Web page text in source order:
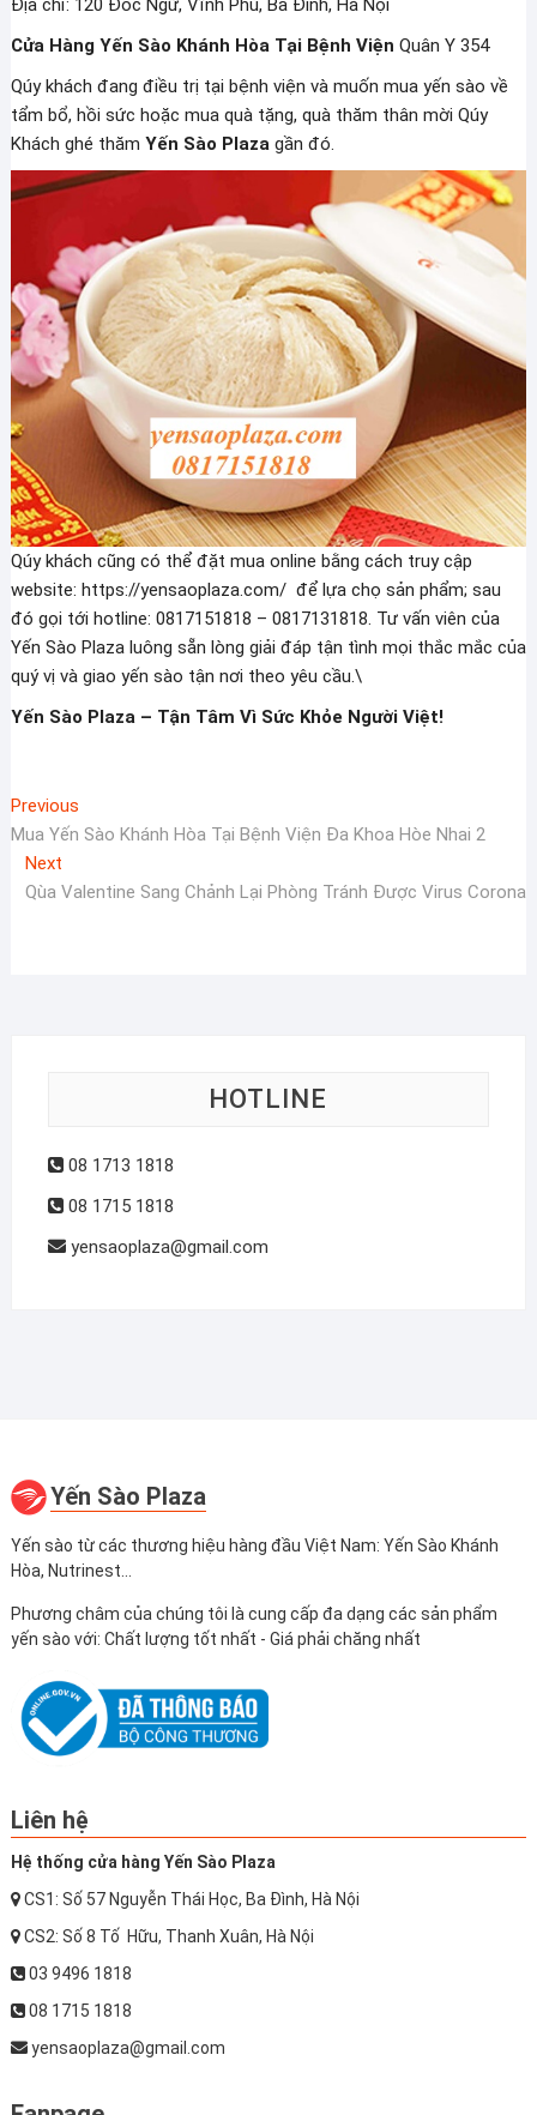
Cửa Hàng Yến Sào Khánh Hòa Tại Bệnh Viện Quân Y 354
Qúy khách đang điều trị tại bệnh viện và muốn mua yến sào về
tẩm bổ, hồi sức hoặc mua quà tặng, quà thăm thân mời Qúy
Khách ghé thăm Yến Sào Plaza gần đó.
Qúy khách cũng có thể đặt mua online bằng cách truy cập
website: https://yensaoplaza.com/ để lựa chọ sản phẩm; sau
đó gọi tới hotline: 0817151818 – 0817131818. Tư vấn viên của
Yến Sào Plaza luông sẵn lòng giải đáp tận tình mọi thắc mắc của
quý vị và giao yến sào tận nơi theo yêu cầu.\
Yến Sào Plaza – Tận Tâm Vì Sức Khỏe Người Việt!
Điều
hướng
bài
PreviousPrevious
post:
Mua Yến Sào Khánh Hòa Tại Bệnh Viện Đa Khoa Hòe Nhai 2
Next
post:
Qùa Valentine Sang Chảnh Lại Phòng Tránh Được Virus Corona
HOTLINE
08 1713 1818
08 1715 1818
yensaoplaza@gmail.com
Yến Sào Plaza
Yến sào từ các thương hiệu hàng đầu Việt Nam: Yến Sào Khánh
Hòa, Nutrinest...
Phương châm của chúng tôi là cung cấp đa dạng các sản phẩm
yến sào với: Chất lượng tốt nhất - Giá phải chăng nhất
Liên hệ
Hệ thống cửa hàng Yến Sào Plaza
CS1: Số 57 Nguyễn Thái Học, Ba Đình, Hà Nội
CS2: Số 8 Tố Hữu, Thanh Xuân, Hà Nội
03 9496 1818
08 1715 1818
yensaoplaza@gmail.com